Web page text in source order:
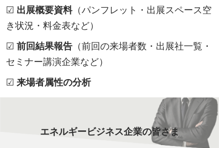
☑ 出展概要資料（パンフレット・出展スペース空
き状況・料金表など）
☑ 前回結果報告 （前回の来場者数・出展社一覧・
セミナー講演企業など）
☑ 来場者属性の分析
エネルギービジネス企業の皆さま